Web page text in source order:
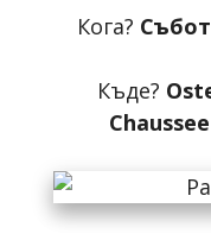
Кога?
Къде?